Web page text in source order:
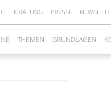
BERATUNG PRESSE
THEMEN GRUNDLAGEN